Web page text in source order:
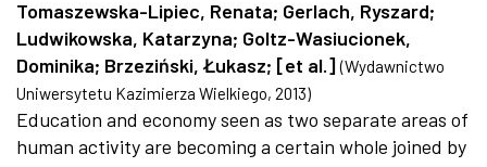
Tomaszewska-Lipiec, Renata; Gerlach, Ryszard;
Ludwikowska, Katarzyna; Goltz-Wasiucionek,
Dominika; Brzeziński, Łukasz; [et al.] (Wydawnictwo
Uniwersytetu Kazimierza Wielkiego, 2013)
Education and economy seen as two separate areas of
human activity are becoming a certain whole joined by